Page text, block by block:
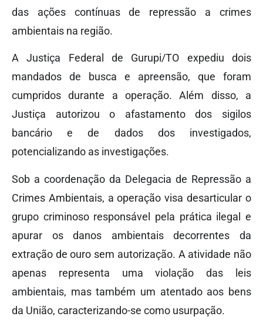
das ações contínuas de repressão a crimes
ambientais na região.
A Justiça Federal de Gurupi/TO expediu dois
mandados de busca e apreensão, que foram
cumpridos durante a operação. Além disso, a
Justiça autorizou o afastamento dos sigilos
bancário e de dados dos investigados,
potencializando as investigações.
Sob a coordenação da Delegacia de Repressão a
Crimes Ambientais, a operação visa desarticular o
grupo criminoso responsável pela prática ilegal e
apurar os danos ambientais decorrentes da
extração de ouro sem autorização. A atividade não
apenas representa uma violação das leis
ambientais, mas também um atentado aos bens
da União, caracterizando-se como usurpação.